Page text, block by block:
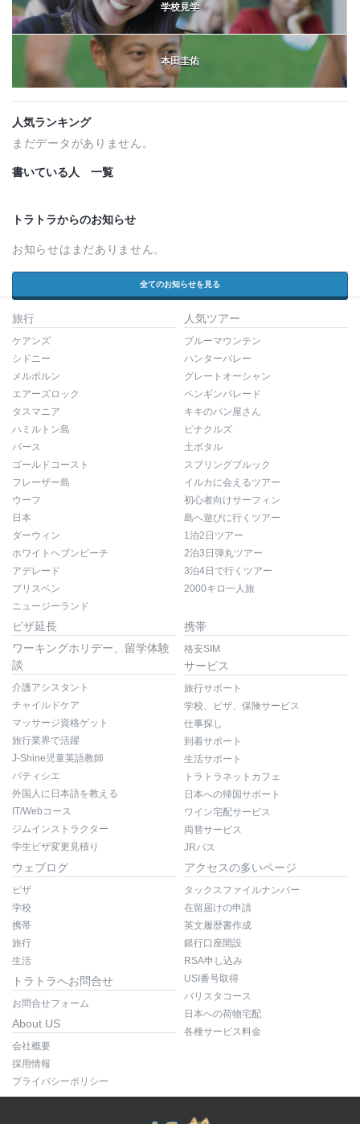
学校見学
本田圭佑
人気ランキング
まだデータがありません。
書いている人 一覧
トラトラからのお知らせ
お知らせはまだありません。
全てのお知らせを見る
旅行
ケアンズ
シドニー
メルボルン
エアーズロック
タスマニア
ハミルトン島
パース
ゴールドコースト
フレーザー島
ウーフ
日本
ダーウィン
ホワイトヘブンビーチ
アデレード
ブリスベン
ニュージーランド
人気ツアー
ブルーマウンテン
ハンターバレー
グレートオーシャン
ペンギンパレード
キキのパン屋さん
ピナクルズ
土ボタル
スプリングブルック
イルカに会えるツアー
初心者向けサーフィン
島へ遊びに行くツアー
1泊2日ツアー
2泊3日弾丸ツアー
3泊4日で行くツアー
2000キロ一人旅
ビザ延長
ワーキングホリデー、留学体験
談
介護アシスタント
チャイルドケア
マッサージ資格ゲット
旅行業界で活躍
J-Shine児童英語教師
パティシエ
外国人に日本語を教える
IT/Webコース
ジムインストラクター
学生ビザ変更見積り
携帯
格安SIM
サービス
旅行サポート
学校、ビザ、保険サービス
仕事探し
到着サポート
生活サポート
トラトラネットカフェ
日本への帰国サポート
ワイン宅配サービス
両替サービス
JRパス
ウェブログ
ビザ
学校
携帯
旅行
生活
トラトラへお問合せ
お問合せフォーム
About US
会社概要
採用情報
プライバシーポリシー
アクセスの多いページ
タックスファイルナンバー
在留届けの申請
英文履歴書作成
銀行口座開設
RSA申し込み
USI番号取得
バリスタコース
日本への荷物宅配
各種サービス料金